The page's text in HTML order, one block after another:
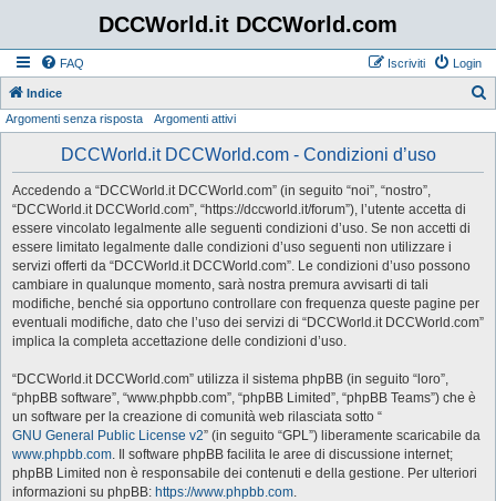
DCCWorld.it DCCWorld.com
FAQ Login
Iscriviti
Indice
Argomenti senza risposta Argomenti attivi
DCCWorld.it DCCWorld.com - Condizioni d’uso
Accedendo a “DCCWorld.it DCCWorld.com” (in seguito “noi”, “nostro”,
“DCCWorld.it DCCWorld.com”, “https://dccworld.it/forum”), l’utente accetta di
essere vincolato legalmente alle seguenti condizioni d’uso. Se non accetti di
essere limitato legalmente dalle condizioni d’uso seguenti non utilizzare i
servizi offerti da “DCCWorld.it DCCWorld.com”. Le condizioni d’uso possono
cambiare in qualunque momento, sarà nostra premura avvisarti di tali
modifiche, benché sia opportuno controllare con frequenza queste pagine per
eventuali modifiche, dato che l’uso dei servizi di “DCCWorld.it DCCWorld.com”
implica la completa accettazione delle condizioni d’uso.
“DCCWorld.it DCCWorld.com” utilizza il sistema phpBB (in seguito “loro”,
“phpBB software”, “www.phpbb.com”, “phpBB Limited”, “phpBB Teams”) che è
un software per la creazione di comunità web rilasciata sotto “
GNU General Public License v2” (in seguito “GPL”) liberamente scaricabile da
www.phpbb.com. Il software phpBB facilita le aree di discussione internet;
phpBB Limited non è responsabile dei contenuti e della gestione. Per ulteriori
informazioni su phpBB: https://www.phpbb.com.